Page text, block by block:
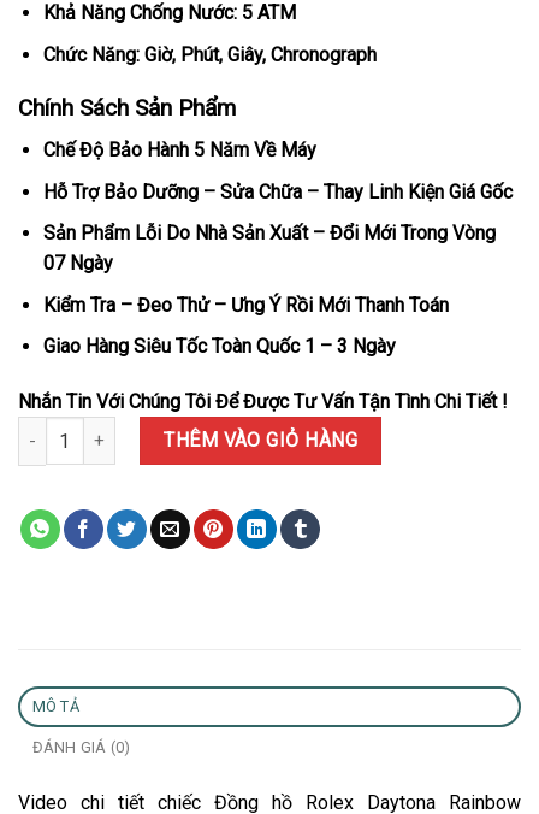
Khả Năng Chống Nước: 5 ATM
Chức Năng: Giờ, Phút, Giây, Chronograph
Chính Sách Sản Phẩm
Chế Độ Bảo Hành 5 Năm Về Máy
Hỗ Trợ Bảo Dưỡng – Sửa Chữa – Thay Linh Kiện Giá Gốc
Sản Phẩm Lỗi Do Nhà Sản Xuất – Đổi Mới Trong Vòng
07 Ngày
Kiểm Tra – Đeo Thử – Ưng Ý Rồi Mới Thanh Toán
Giao Hàng Siêu Tốc Toàn Quốc 1 – 3 Ngày
Nhắn Tin Với Chúng Tôi Để Được Tư Vấn Tận Tình Chi Tiết !
Đồng hồ Rolex Daytona Rainbow 116595RBOW Full Diamond
THÊM VÀO GIỎ HÀNG
MÔ TẢ
ĐÁNH GIÁ (0)
Video chi tiết chiếc Đồng hồ Rolex Daytona Rainbow